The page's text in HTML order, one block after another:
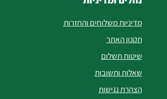
מדיניות משלוחים והחזרות
תקנון האתר
שיטות תשלום
שאלות ותשובות
הצהרת נגישות